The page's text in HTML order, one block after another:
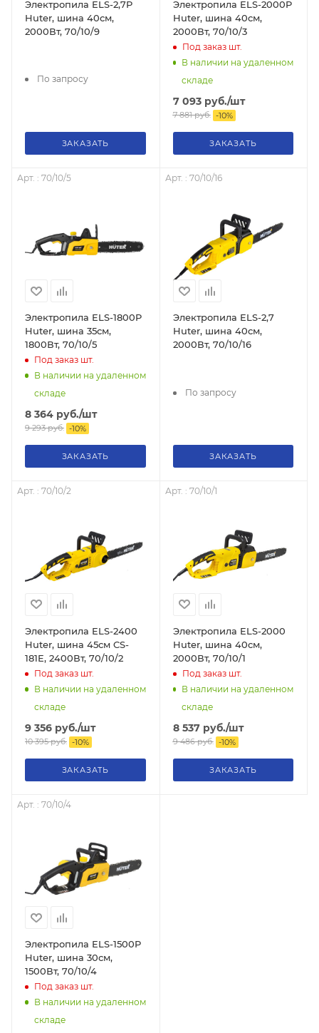
Электропила ELS-2,7P
Huter, шина 40см,
2000Вт, 70/10/9
По запросу
ЗАКАЗАТЬ
Электропила ELS-2000P
Huter, шина 40см,
2000Вт, 70/10/3
Под заказшт.
В наличии на удаленном
складе
7 093руб./шт
7 881руб. -10%
ЗАКАЗАТЬ
Арт. : 70/10/5
Электропила ELS-1800P
Huter, шина 35см,
1800Вт, 70/10/5
Под заказ шт.
В наличии на удаленном
складе
8 364 руб./шт
9 293руб. -10%
ЗАКАЗАТЬ
Арт. : 70/10/16
Электропила ELS-2,7
Huter, шина 40см,
2000Вт, 70/10/16
По запросу
ЗАКАЗАТЬ
Арт. : 70/10/2
Электропила ELS-2400
Huter, шина 45см CS-
181E, 2400Вт, 70/10/2
Под заказ шт.
В наличии на удаленном
складе
9 356 руб./шт
10 395руб. -10%
ЗАКАЗАТЬ
Арт. : 70/10/1
Электропила ELS-2000
Huter, шина 40см,
2000Вт, 70/10/1
Под заказшт.
В наличии на удаленном
складе
8 537руб./шт
9 486руб. -10%
ЗАКАЗАТЬ
Арт. : 70/10/4
Электропила ELS-1500P
Huter, шина 30см,
1500Вт, 70/10/4
Под заказ шт.
В наличии на удаленном
складе